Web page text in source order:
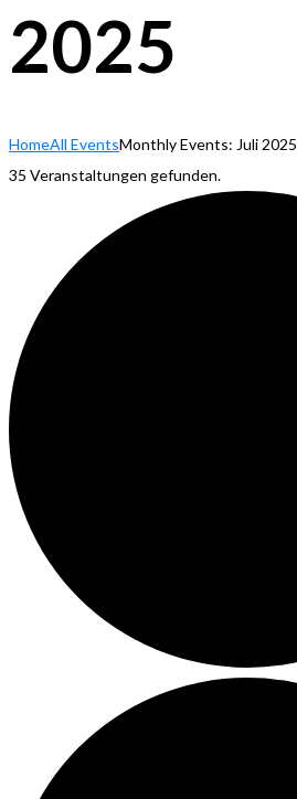
2025
HomeAll EventsMonthly Events: Juli 2025
35 Veranstaltungen gefunden.